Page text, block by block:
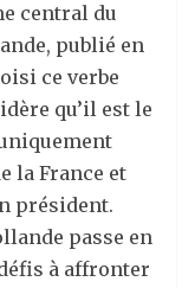
central du
publié en
ce verbe
qu’il est le
la France et
président.
passe en
à affronter